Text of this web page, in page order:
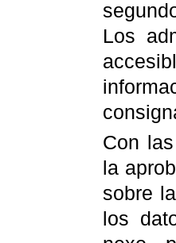
Los
Con
la
sobre
los